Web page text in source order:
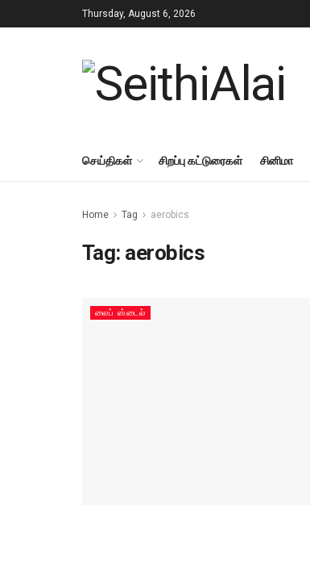
Thursday, August 6, 2026
செய்திகள் சிறப்பு கட்டுரைகள் சினிமா
Home Tag aerobics
Tag: aerobics
லைப் ஸ்டைல்